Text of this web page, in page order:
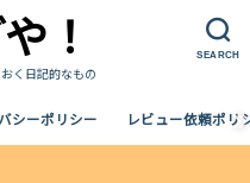
SEARCH
！
く日記的なもの
シーポリシー レビュー依頼ポリ